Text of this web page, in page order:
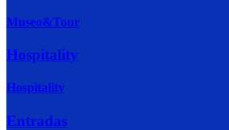
Museo&Tour
Hospitality
Hospitality
Entradas